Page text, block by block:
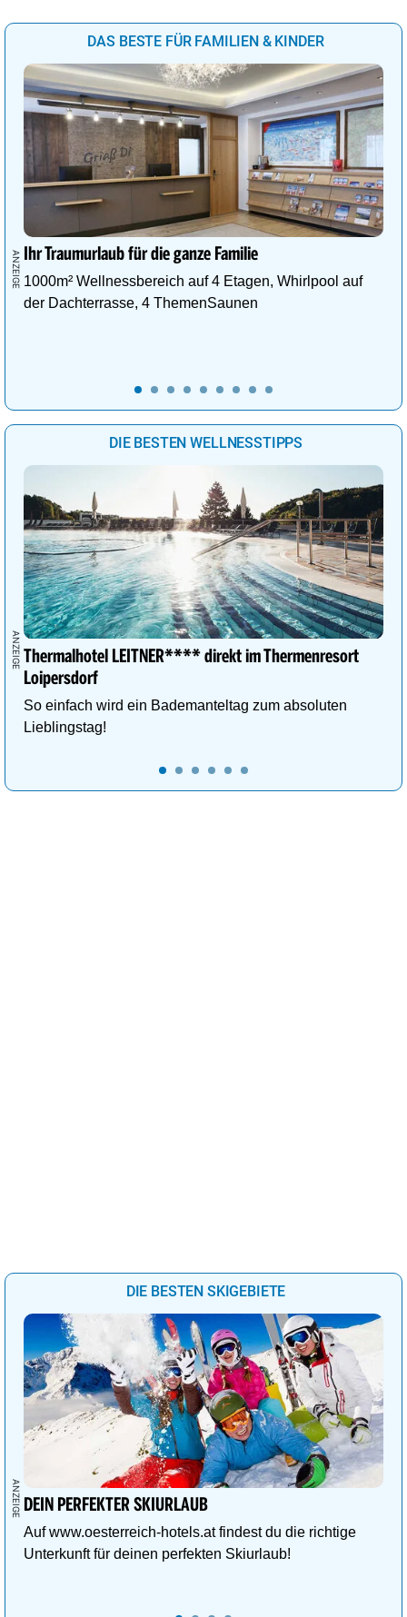
DAS BESTE FÜR FAMILIEN & KINDER
Ihr Traumurlaub für die ganze Familie
1000m² Wellnessbereich auf 4 Etagen, Whirlpool auf
der Dachterrasse, 4 ThemenSaunen
DIE BESTEN WELLNESSTIPPS
Thermalhotel LEITNER**** direkt im Thermenresort
Loipersdorf
So einfach wird ein Bademanteltag zum absoluten
Lieblingstag!
DIE BESTEN SKIGEBIETE
DEIN PERFEKTER SKIURLAUB
Auf www.oesterreich-hotels.at findest du die richtige
Unterkunft für deinen perfekten Skiurlaub!